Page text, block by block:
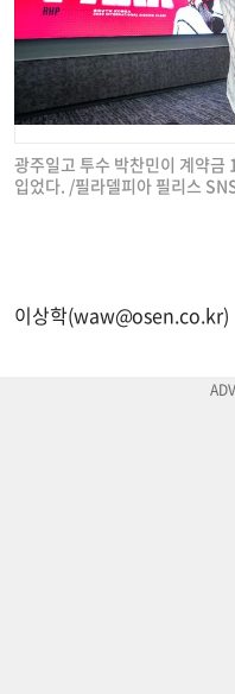
광주일고 투수 박찬민이 계약
입었다. /필라델피아 필리스
이상학(waw@osen.co.kr)